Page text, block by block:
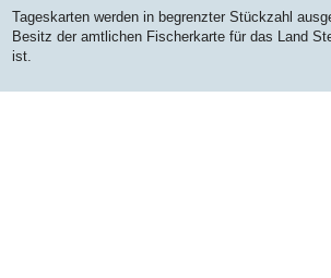
Tageskarten werden in begrenzter Stückzahl
Besitz der amtlichen Fischerkarte für das Land
ist.